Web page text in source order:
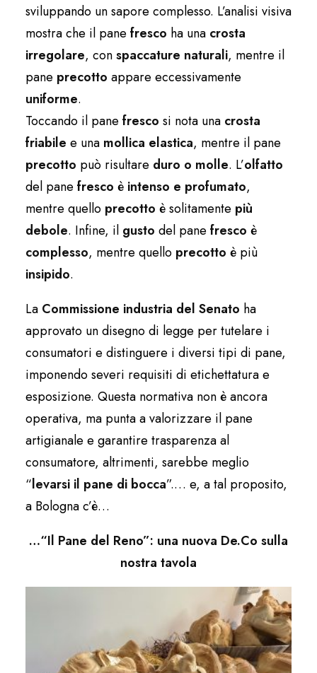
sviluppando un sapore complesso. L’analisi visiva
mostra che il pane fresco ha una crosta
irregolare, conspaccature naturali, mentre il
pane precotto appare eccessivamente
uniforme.
Toccando il pane fresco si nota una crosta
friabile e una mollica elastica, mentre il pane
precotto può risultare duro o molle. L’olfatto
del pane fresco è intenso e profumato,
mentre quello precotto è solitamente più
debole. Infine, il gusto del pane fresco è
complesso, mentre quello precotto è più
insipido.
La Commissione industria del Senato ha
approvato un disegno di legge per tutelare i
consumatori e distinguere i diversi tipi di pane,
imponendo severi requisiti di etichettatura e
esposizione. Questa normativa non è ancora
operativa, ma punta a valorizzare il pane
artigianale e garantire trasparenza al
consumatore, altrimenti, sarebbe meglio
“levarsi il pane di bocca”.… e, a tal proposito,
a Bologna c’è…
…“Il Pane del Reno”: una nuova De.Co sulla
nostra tavola